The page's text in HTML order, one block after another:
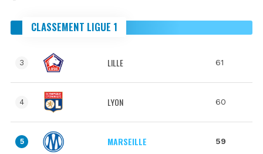
CLASSEMENT LIGUE 1
3 LILLE 61
4 LYON 60
5 MARSEILLE 59